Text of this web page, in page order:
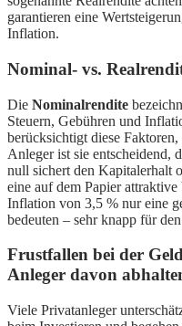
garantieren eine
Inflation.
Nominal- vs.
Die Nominalrendite
Steuern, Gebühren und
berücksichtigt diese
Anleger ist sie entscheidend,
null sichert den Kapitalerhalt
eine auf dem Papier
Inflation von 3,5 % nur eine
bedeuten – sehr knapp für
Frustfallen bei der
Anleger davon
Viele Privatanleger